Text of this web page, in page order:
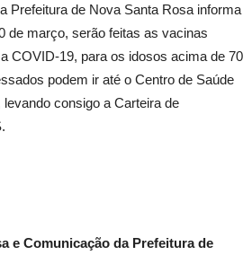
Prefeitura de Nova Santa Rosa informa
de março, serão feitas as vacinas
COVID-19, para os idosos acima de 70
podem ir até o Centro de Saúde
consigo a Carteira de
e Comunicação da Prefeitura de